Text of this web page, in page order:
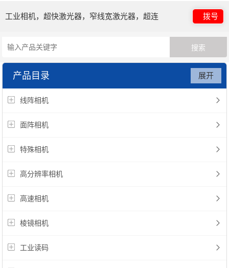
工业相机，超快激光器，窄线宽激光器，超连
续谱光源，光子晶体光纤
拨号
产品目录
线阵相机
面阵相机
特殊相机
高分辨率相机
高速相机
棱镜相机
工业读码
展开